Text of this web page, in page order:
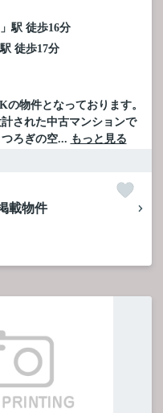
」駅 徒歩16分
徒歩17分
の物件となっております。
された中古マンションで
ろぎの空... もっと見る
載物件